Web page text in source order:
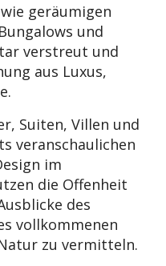
geräumigen
und
verstreut und
aus Luxus,
Suiten, Villen und
veranschaulichen
im
die Offenheit
des
vollkommenen
zu vermitteln.